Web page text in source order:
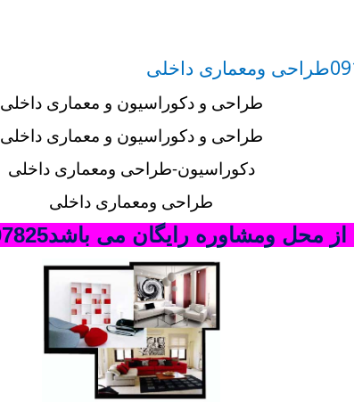
طراحی ومعماری داخلی
طراحی و دکوراسیون و معماری داخلی
طراحی و دکوراسیون و معماری داخلی
دکوراسیون-طراحی ومعماری داخلی
طراحی ومعماری داخلی
محل ومشاوره رایگان می باشد09121507825 مرادی